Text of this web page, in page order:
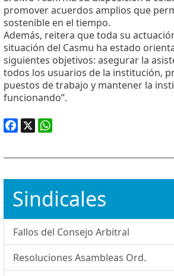
promover acuerdos amplios que
sostenible en el tiempo.
Además, reitera que toda su
situación del Casmu ha estado
siguientes objetivos: asegurar la
todos los usuarios de la institución,
puestos de trabajo y mantener la
funcionando”.
Sindicales
Fallos del Consejo Arbitral
Resoluciones Asambleas Ord.